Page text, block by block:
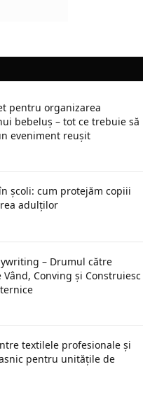
pentru organizarea
bebeluș – tot ce trebuie să
eveniment reușit
școli: cum protejăm copiii
adulților
– Drumul către
Vând, Conving și Construiesc
textilele profesionale și
pentru unitățile de